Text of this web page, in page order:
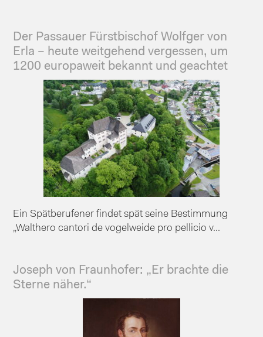
Der Passauer Fürstbischof Wolfger von
Erla – heute weitgehend vergessen, um
1200 europaweit bekannt und geachtet
Ein Spätberufener findet spät seine Bestimmung
„Walthero cantori de vogelweide pro pellicio v...
Joseph von Fraunhofer: „Er brachte die
Sterne näher.“